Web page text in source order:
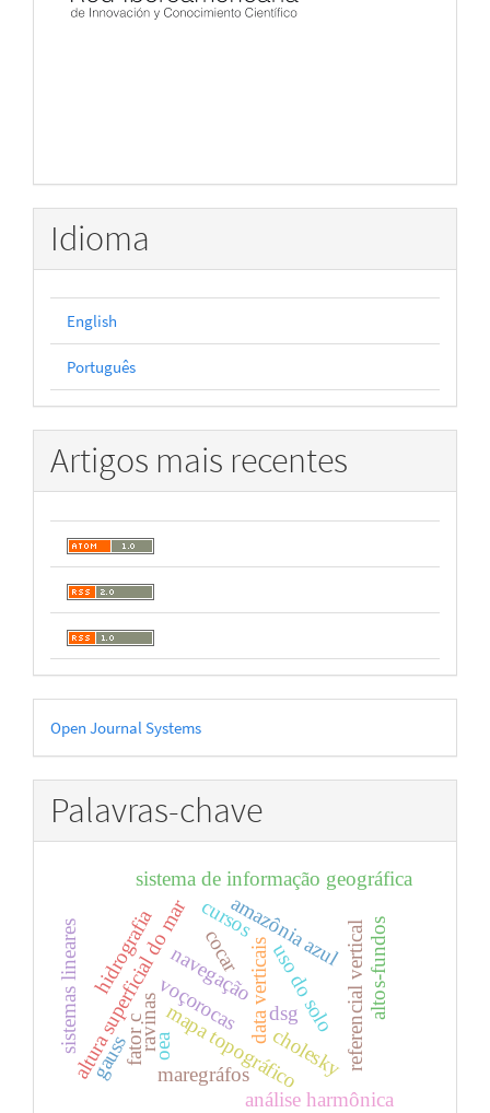
Idioma
English
Português
Artigos mais recentes
Desenvolvido
por
Open Journal Systems
Palavras-chave
data verticais
amazônia azul
voçorocas
ravinas uso do solo
sistema de informação geográfica
altura superficial do marmapa topográfico
análise harmônica
referencial vertical
maregráfos
hidrografia altos-fundos
navegação
cocar
dsg
fator c
gauss cholesky
sistemas lineares oea
cursos